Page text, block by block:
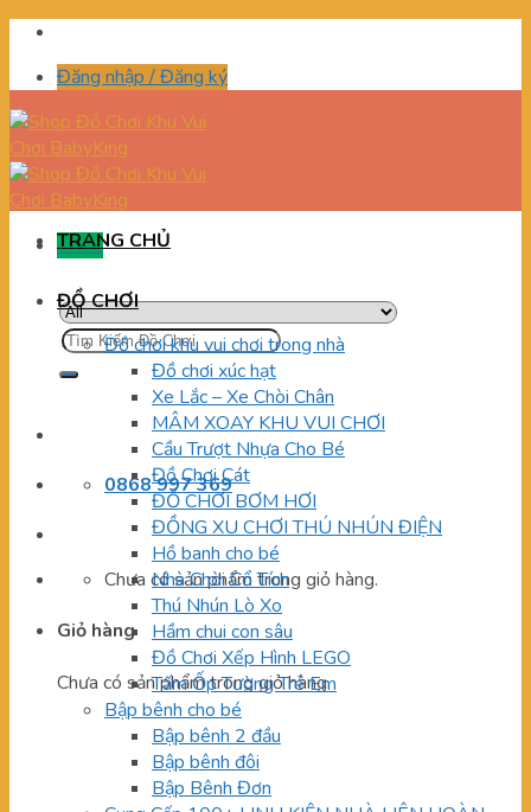
Skip
contentĐăng nhập / Đăng ký
Menu
Tìm
kiếm:
0868 997 369
Chưa có sản phẩm trong giỏ hàng.
Giỏ hàng
Chưa có sản phẩm trong giỏ hàng.
TRANG CHỦ
ĐỒ CHƠI
Đồ chơi khu vui chơi trong nhà
Đồ chơi xúc hạt
Xe Lắc – Xe Chòi Chân
MÂM XOAY KHU VUI CHƠI
Cầu Trượt Nhựa Cho Bé
Đồ Chơi Cát
ĐỒ CHƠI BƠM HƠI
ĐỒNG XU CHƠI THÚ NHÚN ĐIỆN
Hồ banh cho bé
Nhà Chòi Cổ Tích
Thú Nhún Lò Xo
Hầm chui con sâu
Đồ Chơi Xếp Hình LEGO
Tấm Ốp Tường Trẻ Em
Bập bênh cho bé
Bập bênh 2 đầu
Bập bênh đôi
Bập Bênh Đơn